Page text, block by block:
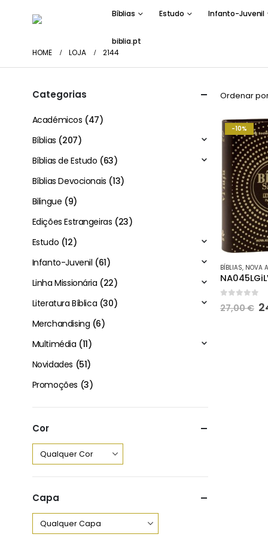
Bíblias Estudo Infanto-Juvenil
biblia.pt
HOME LOJA 2144
Ordenar
-10%
BÍBLIAS, NOVA
out of 5
27,00€ O
Categorias
Académicos (47)
Bíblias (207)
Bíblias de Estudo (63)
Bíblias Devocionais (13)
Bilingue (9)
Edições Estrangeiras (23)
Estudo (12)
Infanto-Juvenil (61)
Linha Missionária (22)
Literatura Bíblica (30)
Merchandising (6)
Multimédia (11)
Novidades (51)
Promoções (3)
Cor
Capa